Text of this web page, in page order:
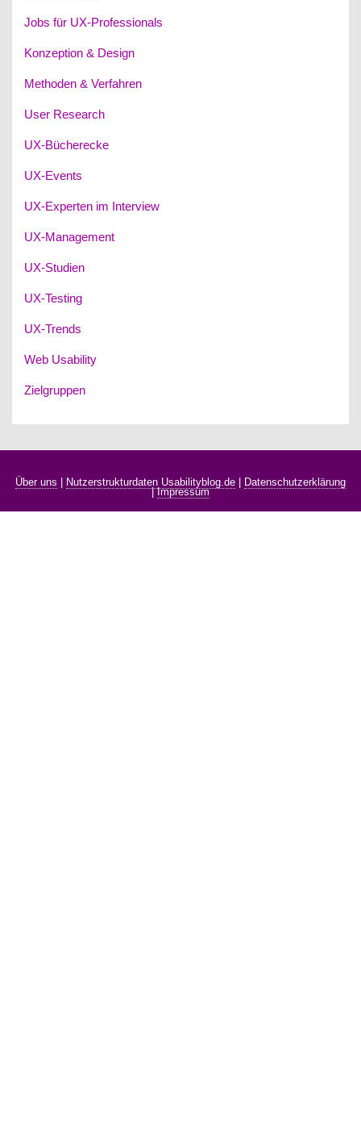
Jobs für UX-Professionals
Konzeption & Design
Methoden & Verfahren
User Research
UX-Bücherecke
UX-Events
UX-Experten im Interview
UX-Management
UX-Studien
UX-Testing
UX-Trends
Web Usability
Zielgruppen
Über uns | Nutzerstrukturdaten Usabilityblog.de | Datenschutzerklärung
|Impressum